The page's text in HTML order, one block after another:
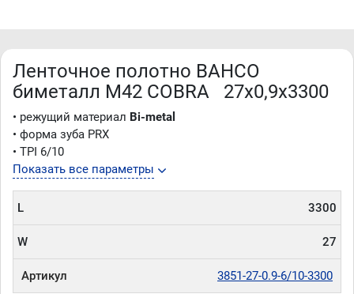
Ленточное полотно BAHCO
биметалл M42 COBRA 27х0,9х3300
• режущий материал Bi-metal
• форма зуба PRX
• TPI 6/10
Показать все параметры
L 3300
W 27
Артикул 3851-27-0.9-6/10-3300